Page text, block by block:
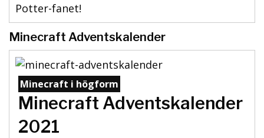
Potter-fanet!
Minecraft Adventskalender
Minecraft i högform
Minecraft Adventskalender
2021